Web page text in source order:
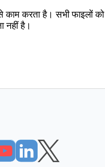
करता है। सभी फाइलों को
नहीं है।